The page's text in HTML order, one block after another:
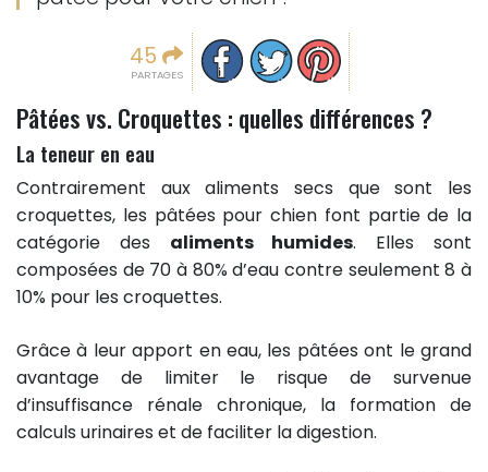
45
PARTAGES
Partager sur facebook
Partager sur Twitter
Epingler sur Pinterest
Pâtées vs. Croquettes : quelles différences ?
La teneur en eau
Contrairement aux aliments secs que sont les
croquettes, les pâtées pour chien font partie de la
catégorie des aliments humides. Elles sont
composées de 70 à 80% d’eau contre seulement 8 à
10% pour les croquettes.
Grâce à leur apport en eau, les pâtées ont le grand
avantage de limiter le risque de survenue
d’insuffisance rénale chronique, la formation de
calculs urinaires et de faciliter la digestion.